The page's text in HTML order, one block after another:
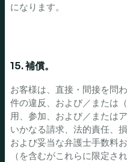
になります。
15. 補償。
お客様は、直接・間接を問
件の違反、および／または
用、参加、および／または
いかなる請求、法的責任、
および妥当な弁護士手数料
（を含むがこれらに限定